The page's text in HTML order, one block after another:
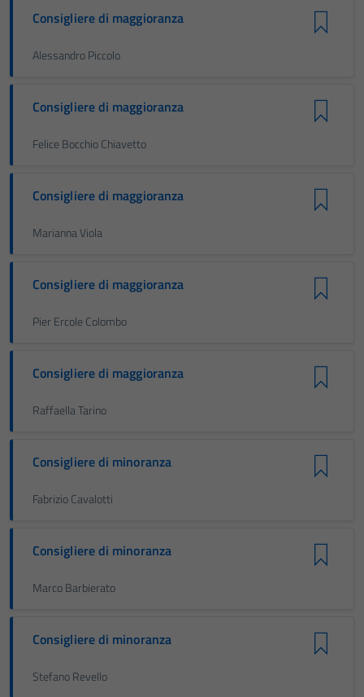
Consigliere di maggioranza
Alessandro Piccolo
Consigliere di maggioranza
Felice Bocchio Chiavetto
Consigliere di maggioranza
Marianna Viola
Consigliere di maggioranza
Pier Ercole Colombo
Consigliere di maggioranza
Raffaella Tarino
Consigliere di minoranza
Fabrizio Cavalotti
Consigliere di minoranza
Marco Barbierato
Consigliere di minoranza
Stefano Revello